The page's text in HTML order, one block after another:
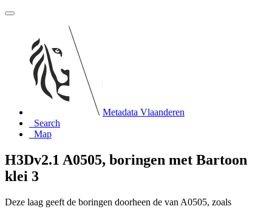
Metadata Vlaanderen
Search
Map
H3Dv2.1 A0505, boringen met Bartoon
klei 3
Deze laag geeft de boringen doorheen de van A0505, zoals